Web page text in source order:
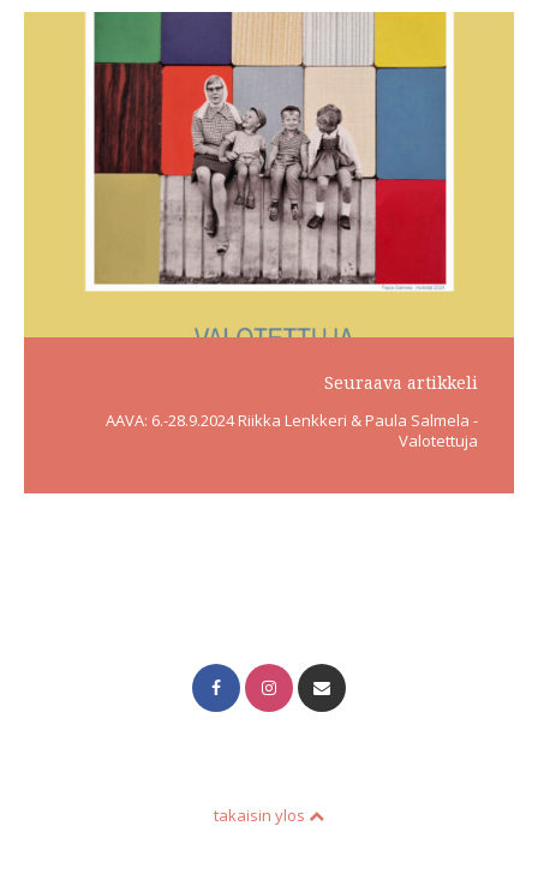
Seuraava artikkeli
AAVA: 6.-28.9.2024 Riikka Lenkkeri & Paula Salmela -
Valotettuja
takaisin ylos